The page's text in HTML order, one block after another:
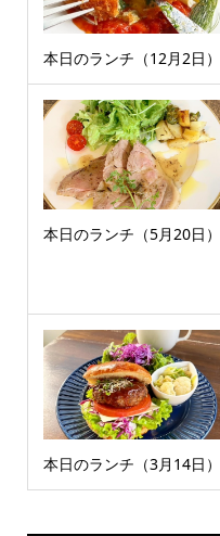
本日のランチ（12月2日）
本日のランチ（5月20日）
本日のランチ（3月14日）